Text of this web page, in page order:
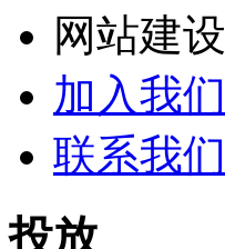
网站建设
加入我们
联系我们
投放